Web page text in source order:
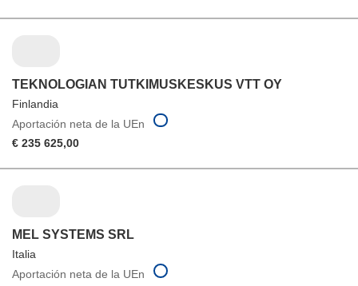
TEKNOLOGIAN TUTKIMUSKESKUS VTT OY
Finlandia
Aportación neta de la UEn
€ 235 625,00
MEL SYSTEMS SRL
Italia
Aportación neta de la UEn